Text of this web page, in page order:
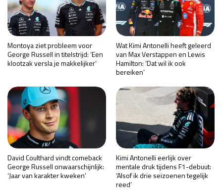
Montoya ziet probleem voor
George Russell in titelstrijd: ‘Een
klootzak versla je makkelijker’
Wat Kimi Antonelli heeft geleerd
van Max Verstappen en Lewis
Hamilton: ‘Dat wil ik ook
bereiken’
David Coulthard vindt comeback
George Russell onwaarschijnlijk:
‘Jaar van karakter kweken’
Kimi Antonelli eerlijk over
mentale druk tijdens F1-debuut:
‘Alsof ik drie seizoenen tegelijk
reed’